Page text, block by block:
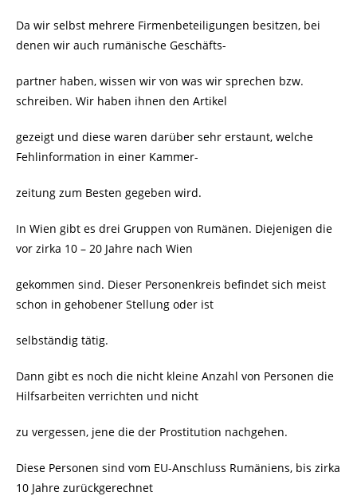
Da wir selbst mehrere Firmenbeteiligungen besitzen, bei
denen wir auch rumänische Geschäfts-
partner haben, wissen wir von was wir sprechen bzw.
schreiben. Wir haben ihnen den Artikel
gezeigt und diese waren darüber sehr erstaunt, welche
Fehlinformation in einer Kammer-
zeitung zum Besten gegeben wird.
In Wien gibt es drei Gruppen von Rumänen. Diejenigen die
vor zirka 10 – 20 Jahre nach Wien
gekommen sind. Dieser Personenkreis befindet sich meist
schon in gehobener Stellung oder ist
selbständig tätig.
Dann gibt es noch die nicht kleine Anzahl von Personen die
Hilfsarbeiten verrichten und nicht
zu vergessen, jene die der Prostitution nachgehen.
Diese Personen sind vom EU-Anschluss Rumäniens, bis zirka
10 Jahre zurückgerechnet